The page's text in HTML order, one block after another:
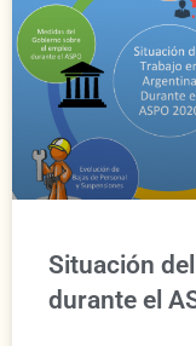
Situación
durante el